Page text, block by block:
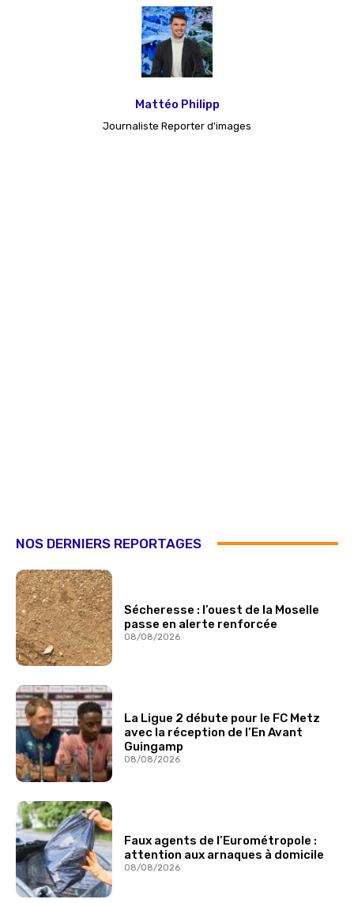
Mattéo Philipp
Journaliste Reporter d'images
NOS DERNIERS REPORTAGES
Sécheresse : l’ouest de la Moselle
passe en alerte renforcée
08/08/2026
La Ligue 2 débute pour le FC Metz
avec la réception de l’En Avant
Guingamp
08/08/2026
Faux agents de l’Eurométropole :
attention aux arnaques à domicile
08/08/2026